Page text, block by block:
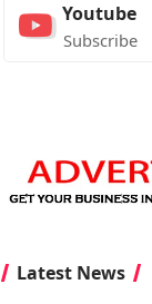
Youtube
Subscribe
Latest News